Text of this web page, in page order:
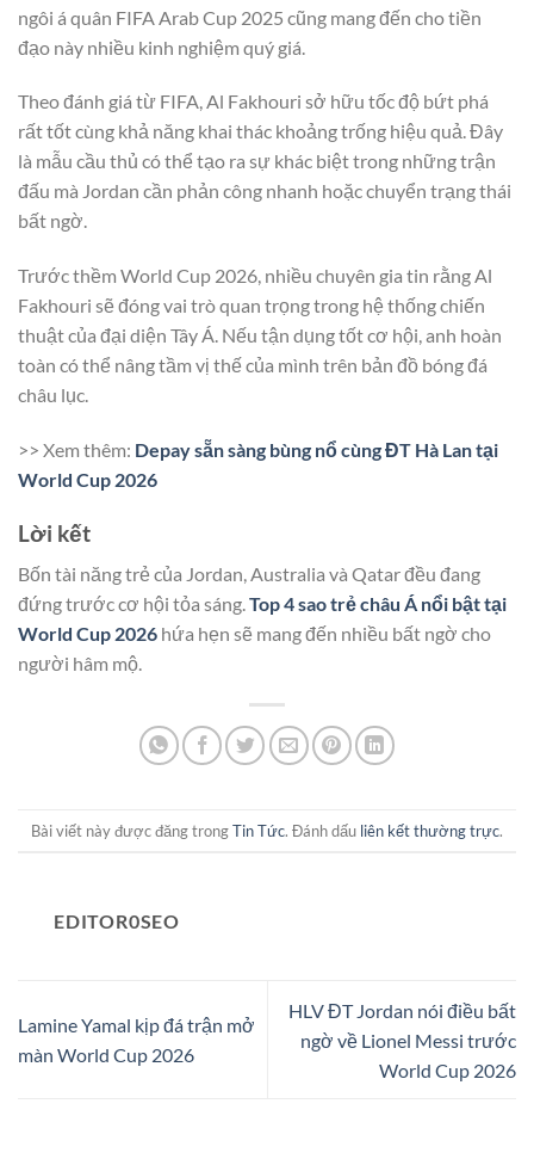
ngôi á quân FIFA Arab Cup 2025 cũng mang đến cho tiền
đạo này nhiều kinh nghiệm quý giá.
Theo đánh giá từ FIFA, Al Fakhouri sở hữu tốc độ bứt phá
rất tốt cùng khả năng khai thác khoảng trống hiệu quả. Đây
là mẫu cầu thủ có thể tạo ra sự khác biệt trong những trận
đấu mà Jordan cần phản công nhanh hoặc chuyển trạng thái
bất ngờ.
Trước thềm World Cup 2026, nhiều chuyên gia tin rằng Al
Fakhouri sẽ đóng vai trò quan trọng trong hệ thống chiến
thuật của đại diện Tây Á. Nếu tận dụng tốt cơ hội, anh hoàn
toàn có thể nâng tầm vị thế của mình trên bản đồ bóng đá
châu lục.
>> Xem thêm: Depay sẵn sàng bùng nổ cùng ĐT Hà Lan tại
World Cup 2026
Lời kết
Bốn tài năng trẻ của Jordan, Australia và Qatar đều đang
đứng trước cơ hội tỏa sáng.Top 4 sao trẻ châu Á nổi bật tại
World Cup 2026 hứa hẹn sẽ mang đến nhiều bất ngờ cho
người hâm mộ.
Bài viết này được đăng trongTin Tức. Đánh dấu liên kết thường trực.
EDITOR0SEO
Lamine Yamal kịp đá trận mở
màn World Cup 2026
HLV ĐT Jordan nói điều bất
ngờ về Lionel Messi trước
World Cup 2026